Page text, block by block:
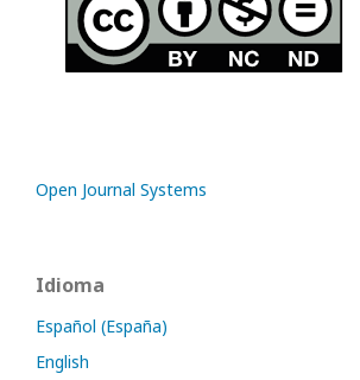
Open Journal Systems
Idioma
Español (España)
English